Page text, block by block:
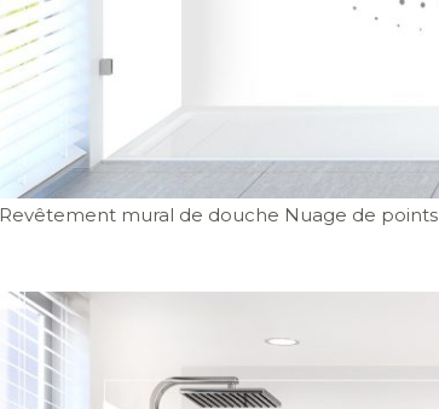
Revêtement mural de douche Nuage de points